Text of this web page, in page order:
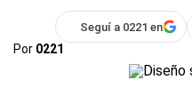
Seguí a 0221 en
Por 0221